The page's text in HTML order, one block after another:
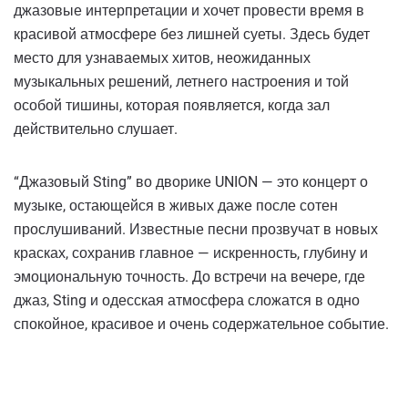
джазовые интерпретации и хочет провести время в
красивой атмосфере без лишней суеты. Здесь будет
место для узнаваемых хитов, неожиданных
музыкальных решений, летнего настроения и той
особой тишины, которая появляется, когда зал
действительно слушает.
“Джазовый Sting” во дворике UNION — это концерт о
музыке, остающейся в живых даже после сотен
прослушиваний. Известные песни прозвучат в новых
красках, сохранив главное — искренность, глубину и
эмоциональную точность. До встречи на вечере, где
джаз, Sting и одесская атмосфера сложатся в одно
спокойное, красивое и очень содержательное событие.